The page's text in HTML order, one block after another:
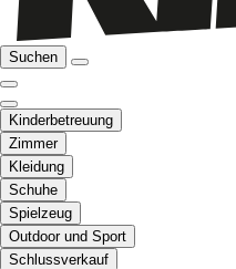
Suchen
Kinderbetreuung
Zimmer
Kleidung
Schuhe
Spielzeug
Outdoor und Sport
Schlussverkauf